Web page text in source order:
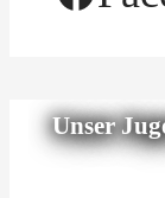
Unser